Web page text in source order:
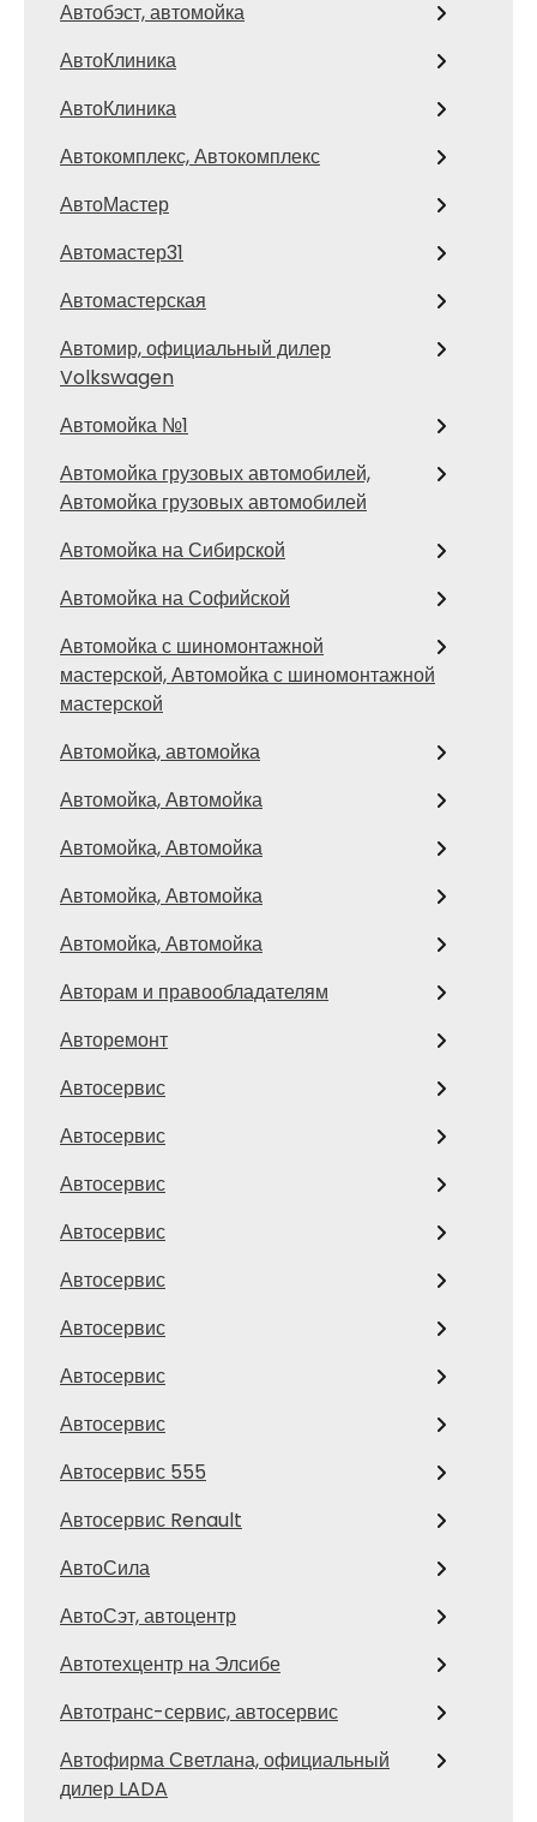
Автобэст, автомойка
АвтоКлиника
АвтоКлиника
Автокомплекс, Автокомплекс
АвтоМастер
Автомастер31
Автомастерская
Автомир, официальный дилер
Volkswagen
Автомойка №1
Автомойка грузовых автомобилей,
Автомойка грузовых автомобилей
Автомойка на Сибирской
Автомойка на Софийской
Автомойка с шиномонтажной
мастерской, Автомойка с шиномонтажной
мастерской
Автомойка, автомойка
Автомойка, Автомойка
Автомойка, Автомойка
Автомойка, Автомойка
Автомойка, Автомойка
Авторам и правообладателям
Авторемонт
Автосервис
Автосервис
Автосервис
Автосервис
Автосервис
Автосервис
Автосервис
Автосервис
Автосервис 555
Автосервис Renault
АвтоСила
АвтоСэт, автоцентр
Автотехцентр на Элсибе
Автотранс-сервис, автосервис
Автофирма Светлана, официальный
дилер LADA